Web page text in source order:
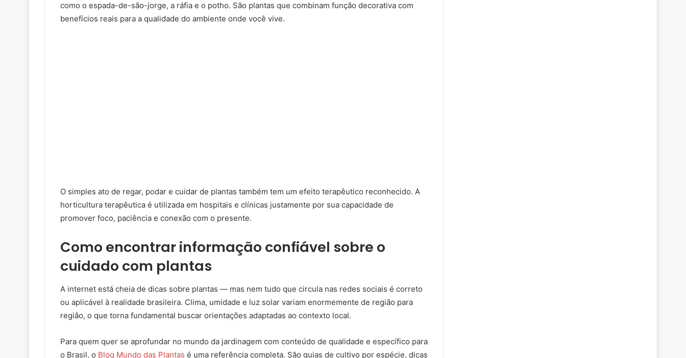
como o espada-de-são-jorge, a ráfia e o potho. São plantas que combinam função decorativa com
benefícios reais para a qualidade do ambiente onde você vive.
O simples ato de regar, podar e cuidar de plantas também tem um efeito terapêutico reconhecido. A
horticultura terapêutica é utilizada em hospitais e clínicas justamente por sua capacidade de
promover foco, paciência e conexão com o presente.
Como encontrar informação confiável sobre o
cuidado com plantas
A internet está cheia de dicas sobre plantas — mas nem tudo que circula nas redes sociais é correto
ou aplicável à realidade brasileira. Clima, umidade e luz solar variam enormemente de região para
região, o que torna fundamental buscar orientações adaptadas ao contexto local.
Para quem quer se aprofundar no mundo da jardinagem com conteúdo de qualidade e específico para
o Brasil, o Blog Mundo das Plantas é uma referência completa. São guias de cultivo por espécie, dicas